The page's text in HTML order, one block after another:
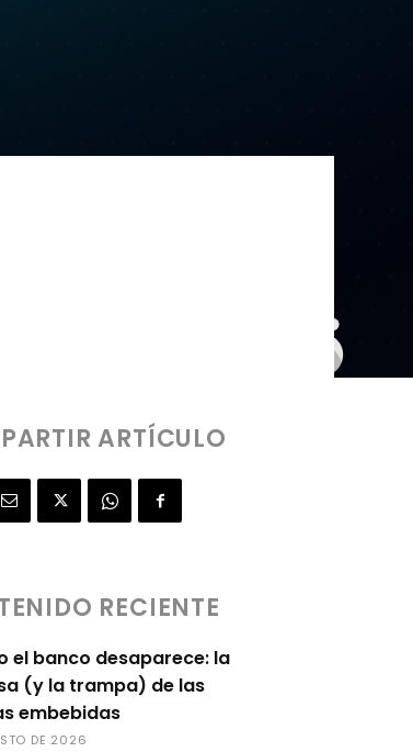
ARTÍCULO
RECIENTE
el banco desaparece: la
(y la trampa) de las
embebidas
DE 2026